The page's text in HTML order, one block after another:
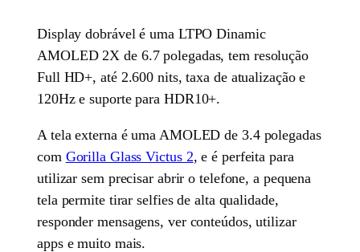
Display dobrável é uma LTPO Dinamic
AMOLED 2X de 6.7 polegadas, tem resolução
Full HD+, até 2.600 nits, taxa de atualização e
120Hz e suporte para HDR10+.
A tela externa é uma AMOLED de 3.4 polegadas
com Gorilla Glass Victus 2, e é perfeita para
utilizar sem precisar abrir o telefone, a pequena
tela permite tirar selfies de alta qualidade,
responder mensagens, ver conteúdos, utilizar
apps e muito mais.